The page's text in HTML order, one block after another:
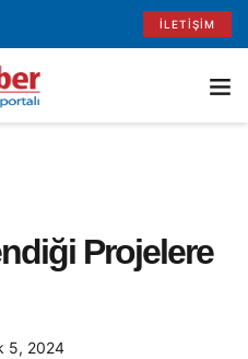
İLETIŞIM
Projelere
5, 2024